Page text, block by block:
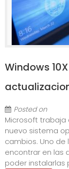
Windows
Posted on
Microsoft trabaja
nuevo sistema
cambios. Uno de
encontrar en las
poder instalarlas